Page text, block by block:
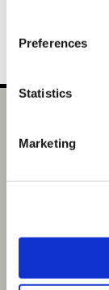
Preferences
Statistics
Marketing
装アート（キー